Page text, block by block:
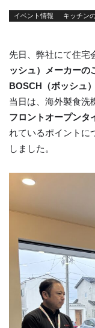
イベント情報 キッチン
先日、弊社にて住宅
ッシュ）メーカーの
BOSCH（ボッシュ
当日は、海外製食洗
フロントオープンタ
れているポイントに
しました。